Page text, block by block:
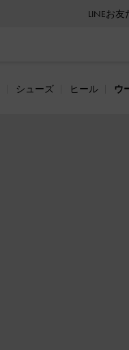
LINEお
シューズ ヒール ウ